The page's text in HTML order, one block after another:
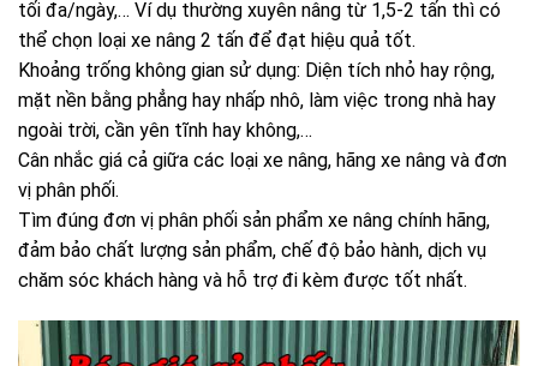
tối đa/ngày,… Ví dụ thường xuyên nâng từ 1,5-2 tấn thì có
thể chọn loại xe nâng 2 tấn để đạt hiệu quả tốt.
Khoảng trống không gian sử dụng: Diện tích nhỏ hay rộng,
mặt nền bằng phẳng hay nhấp nhô, làm việc trong nhà hay
ngoài trời, cần yên tĩnh hay không,…
Cân nhắc giá cả giữa các loại xe nâng, hãng xe nâng và đơn
vị phân phối.
Tìm đúng đơn vị phân phối sản phẩm xe nâng chính hãng,
đảm bảo chất lượng sản phẩm, chế độ bảo hành, dịch vụ
chăm sóc khách hàng và hỗ trợ đi kèm được tốt nhất.